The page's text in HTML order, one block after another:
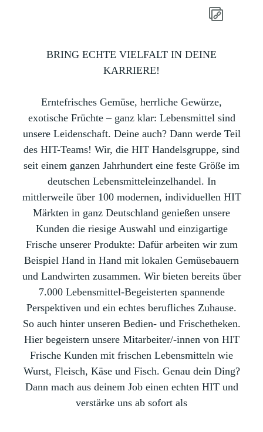
BRING ECHTE VIELFALT IN DEINE
KARRIERE!
Erntefrisches Gemüse, herrliche Gewürze,
exotische Früchte – ganz klar: Lebensmittel sind
unsere Leidenschaft. Deine auch? Dann werde Teil
des HIT-Teams! Wir, die HIT Handelsgruppe, sind
seit einem ganzen Jahrhundert eine feste Größe im
deutschen Lebensmitteleinzelhandel. In
mittlerweile über 100 modernen, individuellen HIT
Märkten in ganz Deutschland genießen unsere
Kunden die riesige Auswahl und einzigartige
Frische unserer Produkte: Dafür arbeiten wir zum
Beispiel Hand in Hand mit lokalen Gemüsebauern
und Landwirten zusammen. Wir bieten bereits über
7.000 Lebensmittel-Begeisterten spannende
Perspektiven und ein echtes berufliches Zuhause.
So auch hinter unseren Bedien- und Frischetheken.
Hier begeistern unsere Mitarbeiter/-innen von HIT
Frische Kunden mit frischen Lebensmitteln wie
Wurst, Fleisch, Käse und Fisch. Genau dein Ding?
Dann mach aus deinem Job einen echten HIT und
verstärke uns ab sofort als